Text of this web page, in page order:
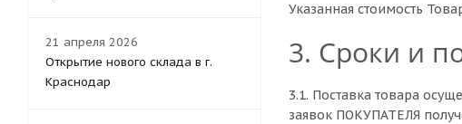
Указанная стоимость
3. Сроки и
3.1. Поставка товара
заявок ПОКУПАТЕЛЯ
21 апреля 2026
Открытие нового склада в г.
Краснодар